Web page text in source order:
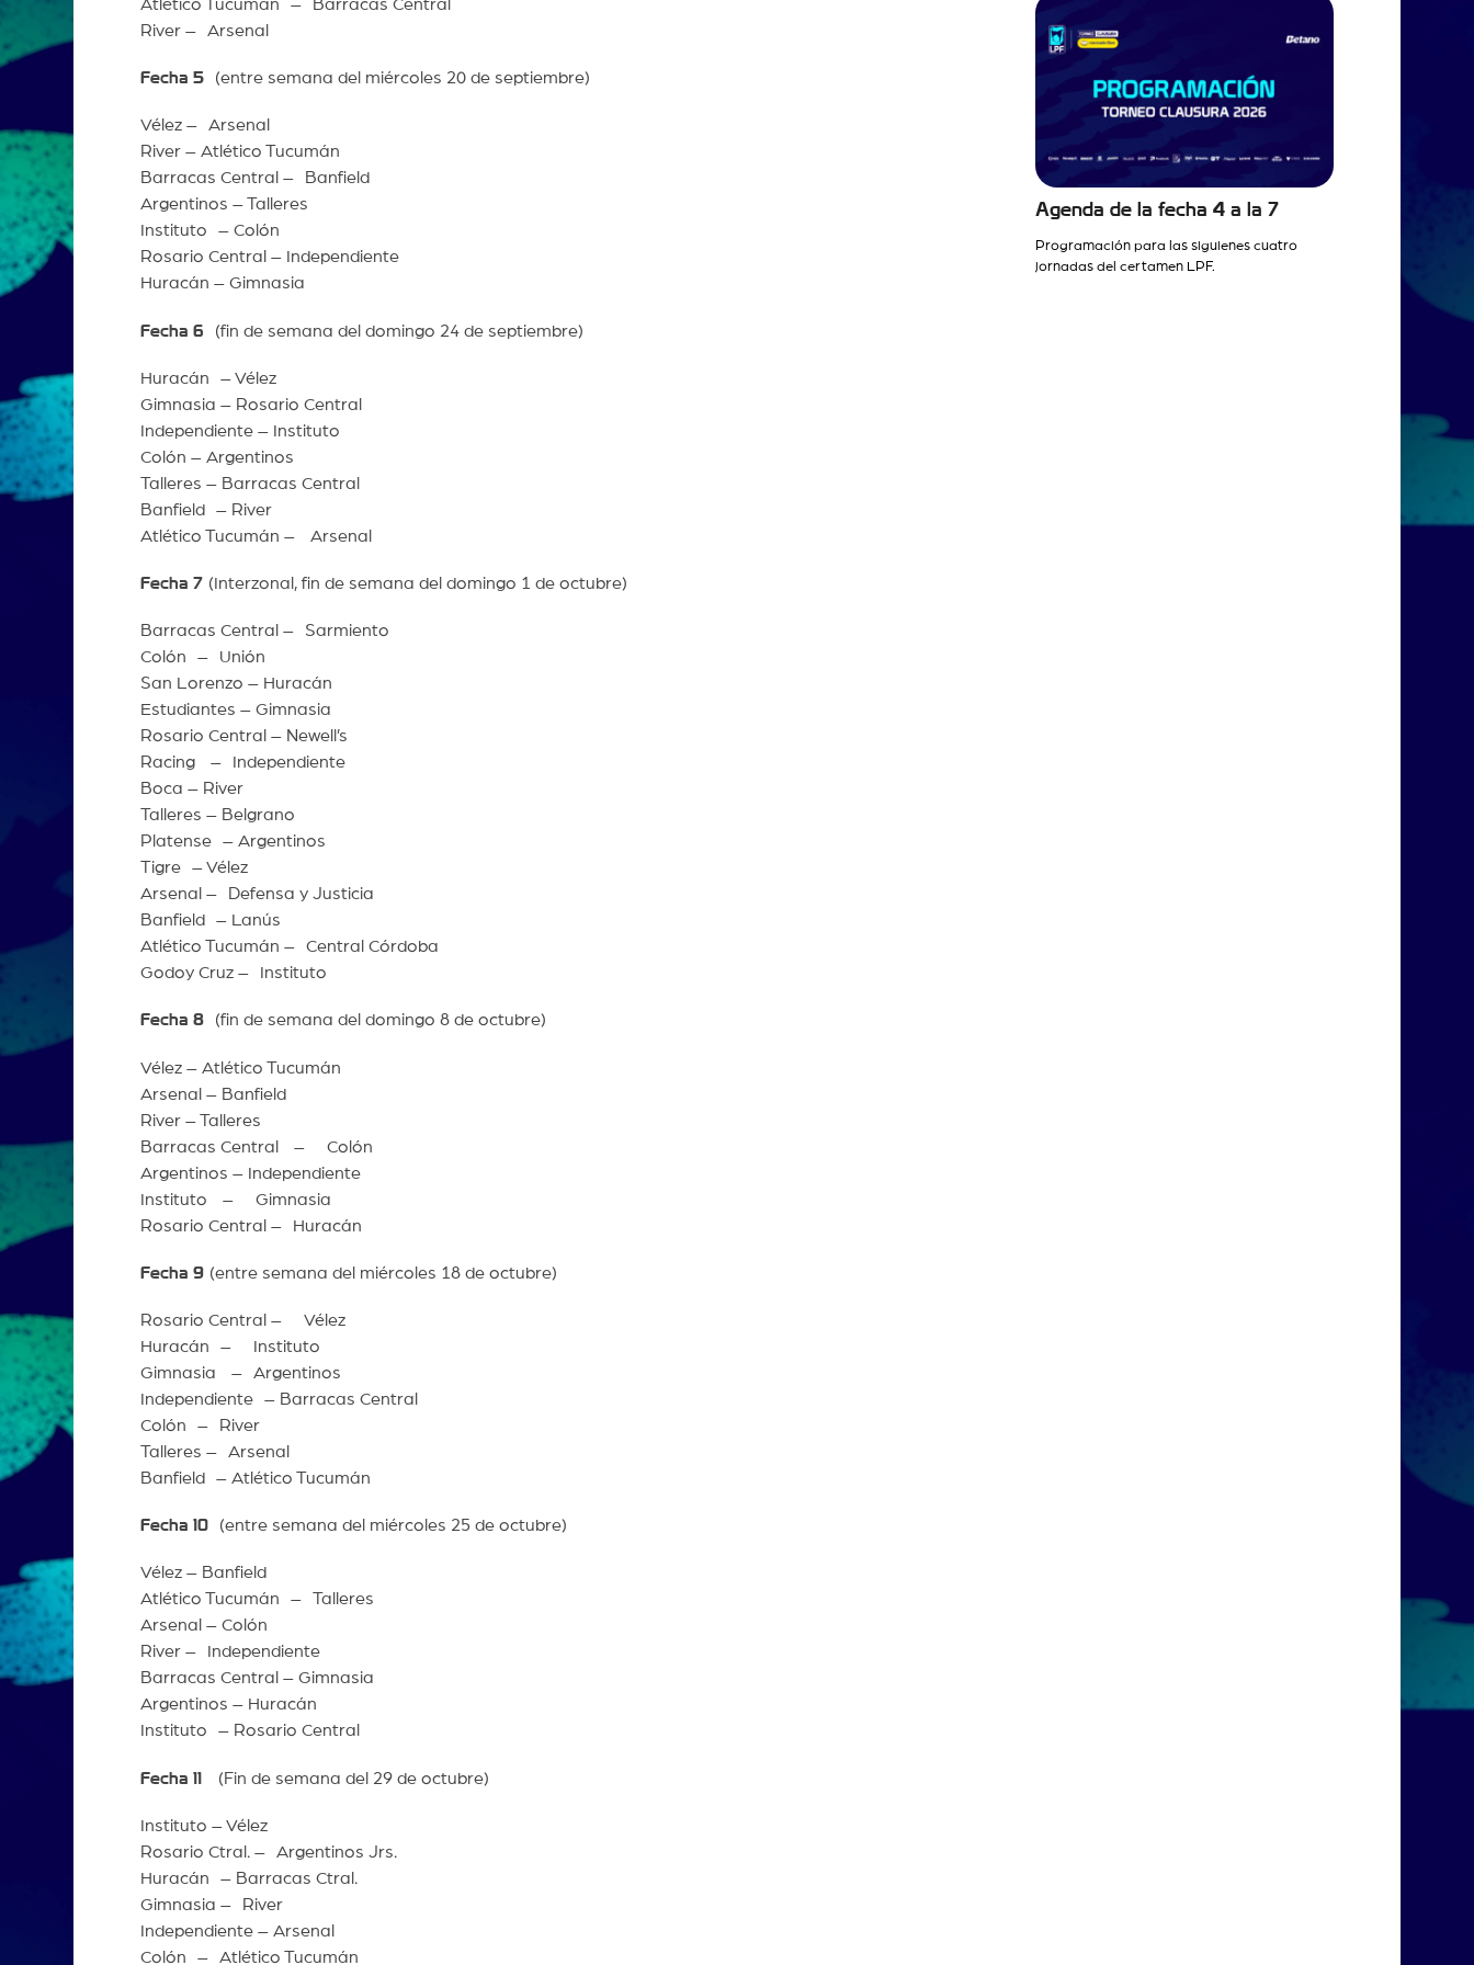
Atlético Tucumán – Barracas Central
River – Arsenal
Fecha 5(entre semana del miércoles 20 de septiembre)
Vélez – Arsenal
River – Atlético Tucumán
Barracas Central – Banfield
Argentinos – Talleres
Instituto – Colón
Rosario Central – Independiente
Huracán – Gimnasia
Fecha 6 (fin de semana del domingo 24 de septiembre)
Huracán – Vélez
Gimnasia – Rosario Central
Independiente – Instituto
Colón – Argentinos
Talleres – Barracas Central
Banfield – River
Atlético Tucumán – Arsenal
Fecha 7 (Interzonal, fin de semana del domingo 1 de octubre)
Barracas Central – Sarmiento
Colón – Unión
San Lorenzo – Huracán
Estudiantes – Gimnasia
Rosario Central – Newell’s
Racing – Independiente
Boca – River
Talleres – Belgrano
Platense – Argentinos
Tigre – Vélez
Arsenal – Defensa y Justicia
Banfield – Lanús
Atlético Tucumán – Central Córdoba
Godoy Cruz – Instituto
Fecha 8 (fin de semana del domingo 8 de octubre)
Vélez – Atlético Tucumán
Arsenal – Banfield
River – Talleres
Barracas Central – Colón
Argentinos – Independiente
Instituto – Gimnasia
Rosario Central – Huracán
Fecha 9 (entre semana del miércoles 18 de octubre)
Rosario Central – Vélez
Huracán – Instituto
Gimnasia – Argentinos
Independiente – Barracas Central
Colón – River
Talleres – Arsenal
Banfield – Atlético Tucumán
Fecha 10(entre semana del miércoles 25 de octubre)
Vélez – Banfield
Atlético Tucumán – Talleres
Arsenal – Colón
River – Independiente
Barracas Central – Gimnasia
Argentinos – Huracán
Instituto – Rosario Central
Fecha 11 (Fin de semana del 29 de octubre)
Instituto – Vélez
Rosario Ctral. – Argentinos Jrs.
Huracán – Barracas Ctral.
Gimnasia – River
Independiente – Arsenal
Colón – Atlético Tucumán
Agenda de la fecha 4 a la 7
Programación para las siguienes cuatro
jornadas del certamen LPF.